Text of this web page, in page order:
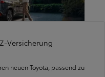
Versicherung
neuen Toyota, passend zu